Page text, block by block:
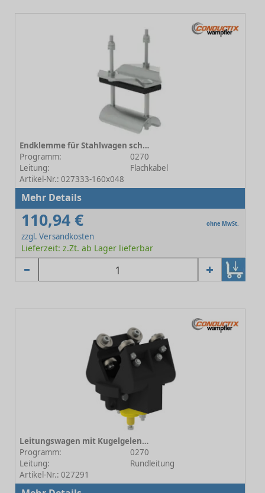
Endklemme für Stahlwagen schwere Baureihe 160x048
Programm:
0270
Leitung:
Flachkabel
Artikel-Nr.: 027333-160x048
Mehr Details
110,94 € ohne MwSt.
zzgl. Versandkosten
Lieferzeit: z.Zt. ab Lager lieferbar
Leitungswagen mit Kugelgelenk für 0270 Standard
Programm:
0270
Leitung:
Rundleitung
Artikel-Nr.: 027291